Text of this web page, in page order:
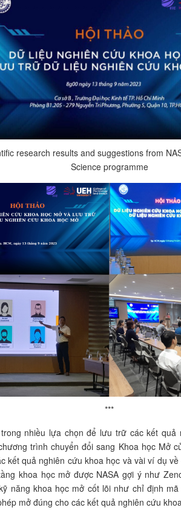
research results and suggestions from
Science programme
***
nhiều lựa chọn để lưu trữ các kết quả
trình chuyển đổi sang Khoa học Mở
kết quả nghiên cứu khoa học và vài ví dụ
khoa học mở được NASA gợi ý như
năng khoa học mở cốt lõi như chỉ định
mở đúng cho các kết quả nghiên cứu